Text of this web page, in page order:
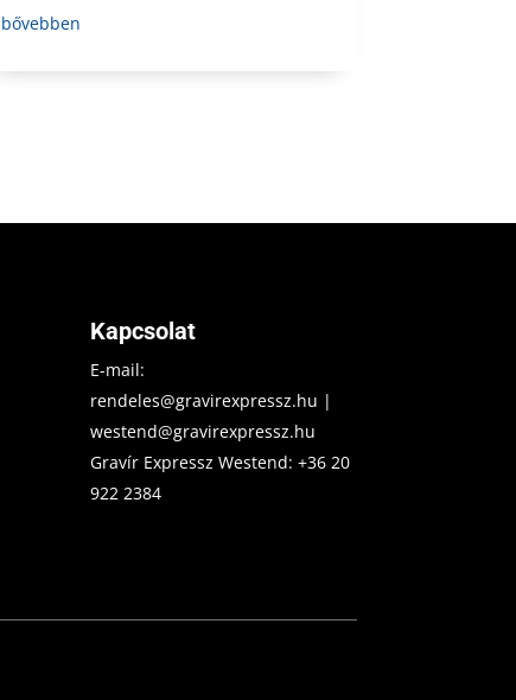
bővebben
Kapcsolat
E-mail:
rendeles@gravirexpressz.hu |
westend@gravirexpressz.hu
Gravír Expressz Westend:+36 20
922 2384